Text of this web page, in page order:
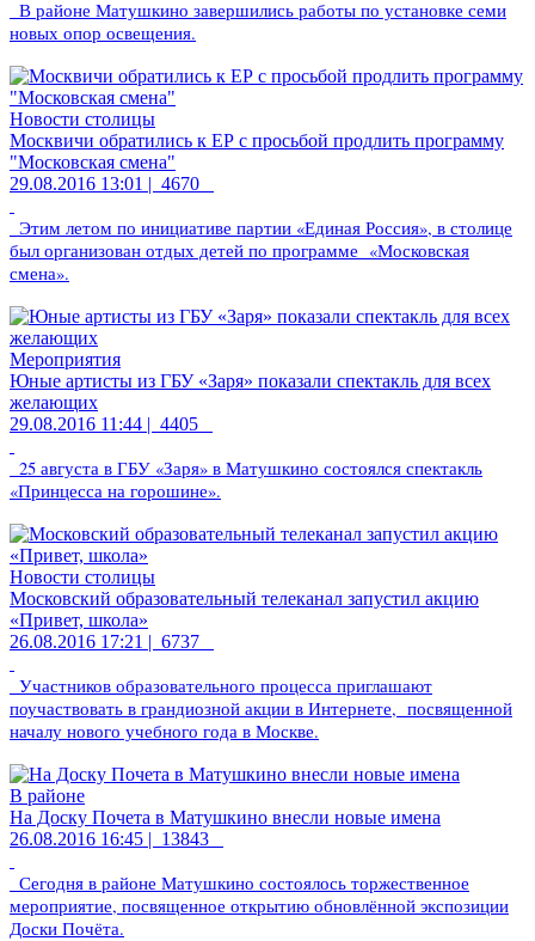
В районе Матушкино завершились работы по установке семи
новых опор освещения.
Новости столицы
Москвичи обратились к ЕР с просьбой продлить программу
"Московская смена"
29.08.2016 13:01 | 4670
Этим летом по инициативе партии «Единая Россия», в столице
был организован отдых детей по программе «Московская
смена».
Мероприятия
Юные артисты из ГБУ «Заря» показали спектакль для всех
желающих
29.08.2016 11:44 | 4405
25 августа в ГБУ «Заря» в Матушкино состоялся спектакль
«Принцесса на горошине».
Новости столицы
Московский образовательный телеканал запустил акцию
«Привет, школа»
26.08.2016 17:21 | 6737
Участников образовательного процесса приглашают
поучаствовать в грандиозной акции в Интернете, посвященной
началу нового учебного года в Москве.
В районе
На Доску Почета в Матушкино внесли новые имена
26.08.2016 16:45 | 13843
Сегодня в районе Матушкино состоялось торжественное
мероприятие, посвященное открытию обновлённой экспозиции
Доски Почёта.